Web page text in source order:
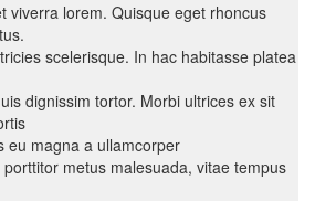
viverra lorem. Quisque eget rhoncus
scelerisque. In hac habitasse platea
dignissim tortor. Morbi ultrices ex sit
eu magna a ullamcorper
metus malesuada, vitae tempus